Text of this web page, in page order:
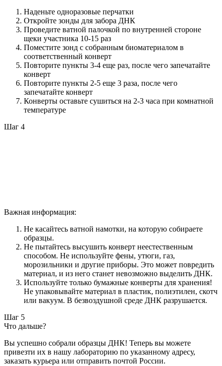
Наденьте одноразовые перчатки
Откройте зонды для забора ДНК
Проведите ватной палочкой по внутренней стороне
щеки участника 10-15 раз
Поместите зонд с собранным биоматериалом в
соответственный конверт
Повторите пункты 3-4 еще раз, после чего запечатайте
конверт
Повторите пункты 2-5 еще 3 раза, после чего
запечатайте конверт
Конверты оставьте сушиться на 2-3 часа при комнатной
температуре
Шаг 4
Важная информация:
Не касайтесь ватной намотки, на которую собираете
образцы.
Не пытайтесь высушить конверт неестественным
способом. Не используйте фены, утюги, газ,
морозильники и другие приборы. Это может повредить
материал, и из него станет невозможно выделить ДНК.
Используйте только бумажные конверты для хранения!
Не упаковывайте материал в пластик, полиэтилен, скотч
или вакуум. В безвоздушной среде ДНК разрушается.
Шаг 5
Что дальше?
Вы успешно собрали образцы ДНК! Теперь вы можете
привезти их в нашу лабораторию по указанному адресу,
заказать курьера или отправить почтой России.